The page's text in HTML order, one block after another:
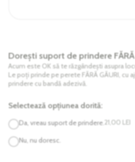
Dorești suport de prindere
Acum este OK să te răzgândești asupra
Le poți prinde pe perete FĂRĂ GĂURI, cu
prindere cu bandă adezivă.
Selectează opțiunea dorită:
Da, vreau suport de prindere. 21,00 LEI
Nu, nu doresc.